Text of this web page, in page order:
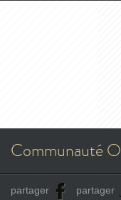
Communauté
partager partager